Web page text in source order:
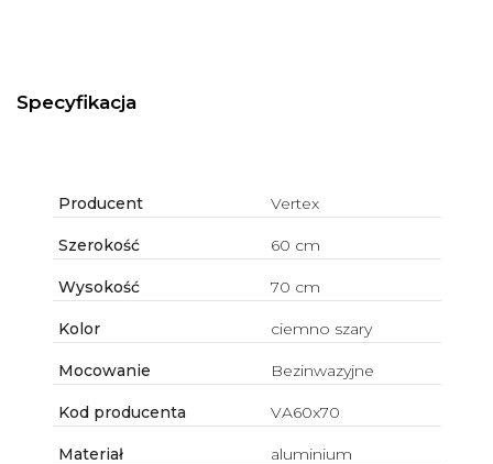
Specyfikacja
Producent Vertex
Szerokość 60 cm
Wysokość 70 cm
Kolor ciemno szary
Mocowanie Bezinwazyjne
Kod producenta VA60x70
Materiał aluminium